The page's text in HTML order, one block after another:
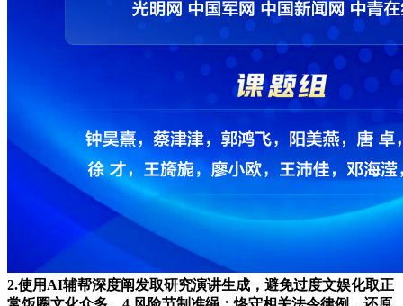
2.使用AI辅帮深度阐发取研究演讲生成，避免过度文娱化取正